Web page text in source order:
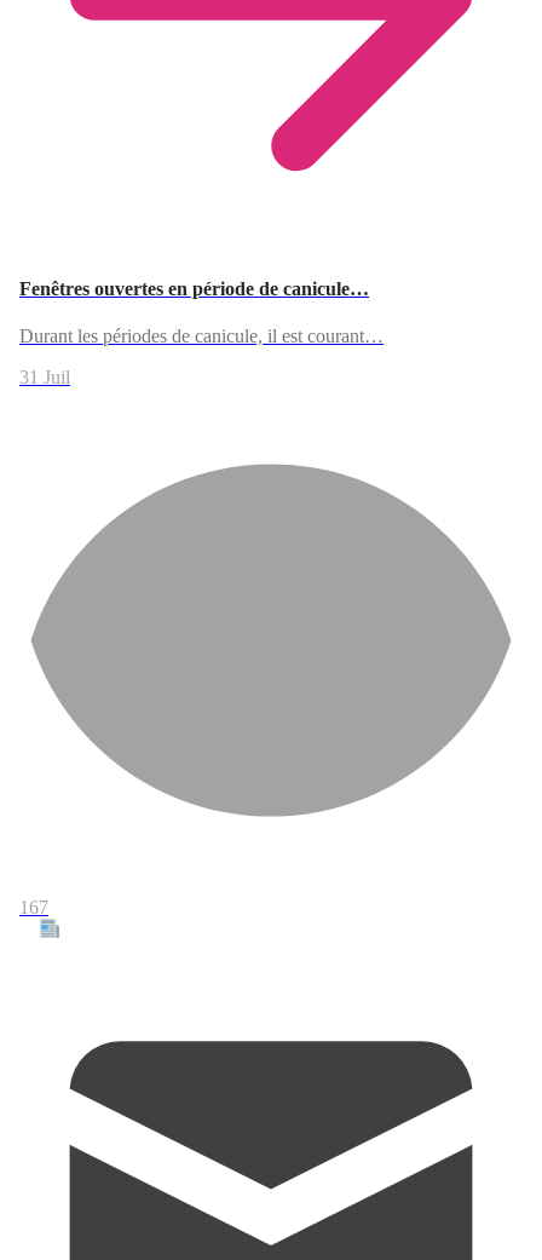
Fenêtres ouvertes en période de canicule…
Durant les périodes de canicule, il est courant…
31 Juil
167